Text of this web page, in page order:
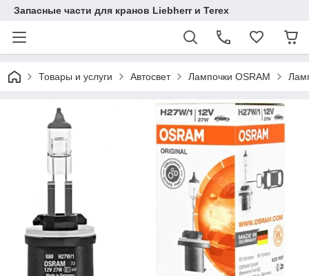
Запасные части для кранов Liebherr и Terex
Товары и услуги Автосвет Лампочки OSRAM